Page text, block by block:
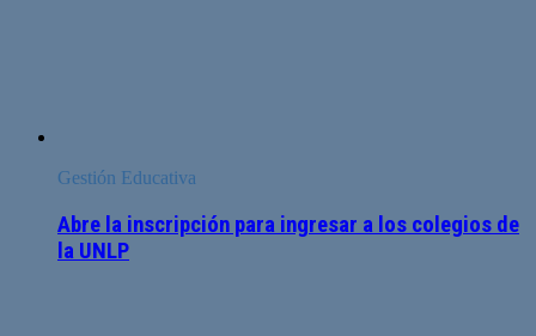
Gestión Educativa
Abre la inscripción para ingresar a los colegios de
la UNLP